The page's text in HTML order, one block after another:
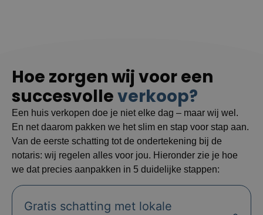
Hoe zorgen wij voor een
succesvolleverkoop?
Een huis verkopen doe je niet elke dag – maar wij wel.
En net daarom pakken we het slim en stap voor stap aan.
Van de eerste schatting tot de ondertekening bij de
notaris: wij regelen alles voor jou. Hieronder zie je hoe
we dat precies aanpakken in 5 duidelijke stappen:
Gratis schatting met lokale